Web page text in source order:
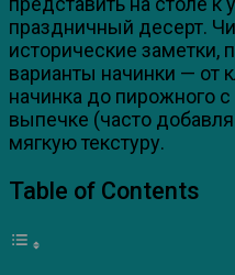
праздничный десерт.
исторические заметки,
варианты начинки — от
начинка до пирожного
выпечке (часто
мягкую текстуру.
Table of Contents